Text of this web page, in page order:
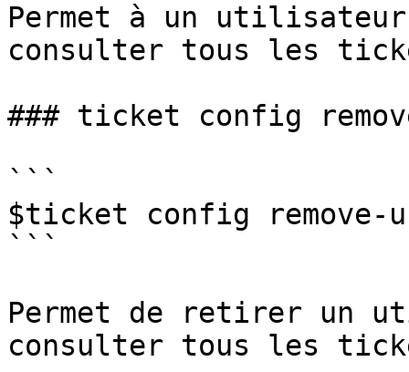
Permet à un
consulter tous les
### ticket config
```
$ticket config remove-
```
Permet de retirer un
consulter tous les